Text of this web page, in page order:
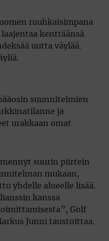
ruuhkaisimpana
kenttäänsä
uutta väylää.
suunnitelmien
ja
urakkaan omat
suurin piirtein
mukaan,
yhdelle alueelle lisää.
kanssa
Golf
Junni taustoittaa.